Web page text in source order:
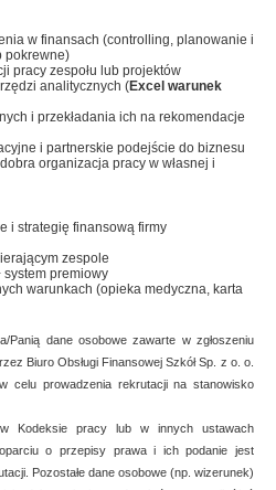
w finansach (controlling, planowanie i
pokrewne)
pracy zespołu lub projektów
analitycznych (Excel warunek
i przekładania ich na rekomendacje
i partnerskie podejście do biznesu
organizacja pracy w własnej i
i strategię finansową firmy
zespole
premiowy
warunkach (opieka medyczna, karta
Panią dane osobowe zawarte w zgłoszeniu
Biuro Obsługi Finansowej Szkół Sp. z o. o.
celu prowadzenia rekrutacji na stanowisko
Kodeksie pracy lub w innych ustawach
o przepisy prawa i ich podanie jest
Pozostałe dane osobowe (np. wizerunek)